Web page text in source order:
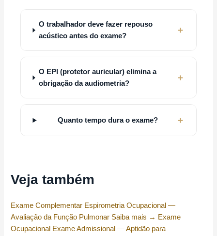
O trabalhador deve fazer repouso
acústico antes do exame?
O EPI (protetor auricular) elimina a
obrigação da audiometria?
Quanto tempo dura o exame?
Veja também
Exame Complementar Espirometria Ocupacional —
Avaliação da Função Pulmonar Saiba mais → Exame
Ocupacional Exame Admissional — Aptidão para